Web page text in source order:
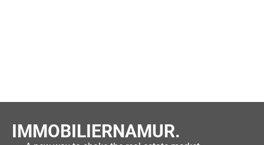
IMMOBILIERNAMUR.